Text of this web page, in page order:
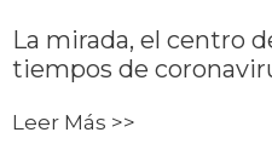
La mirada, el centro
tiempos de
Leer Más >>